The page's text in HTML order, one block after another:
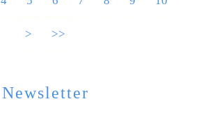
> >>
Newsletter